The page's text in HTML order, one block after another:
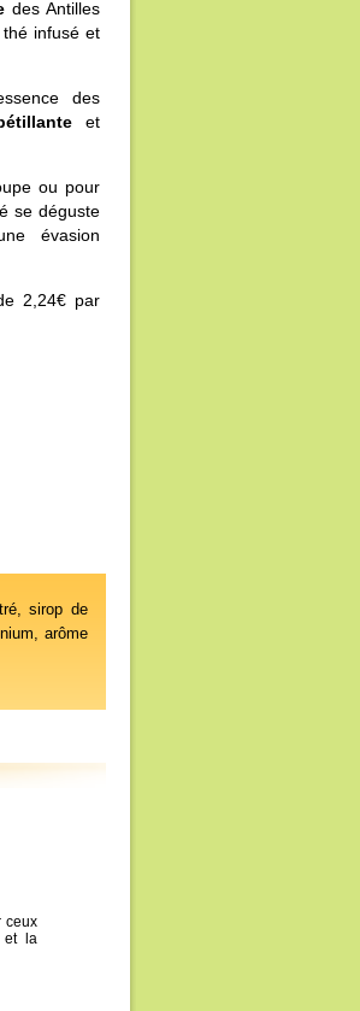
des Antilles
infusé et
des
et
ou pour
se déguste
évasion
2,24€ par
sirop de
arôme
ceux
et la